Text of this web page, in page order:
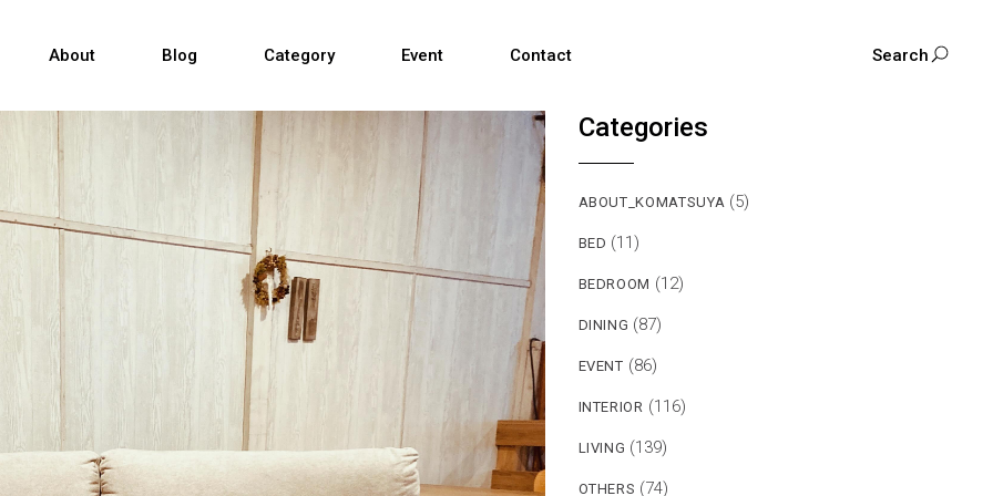
About Blog Category
Bed
Others
Event Contact Search
Sofa
TV Cabinet
Categories
ABOUT_KOMATSUYA (5)
BED (11)
BEDROOM (12)
DINING (87)
EVENT (86)
INTERIOR (116)
LIVING (139)
OTHERS (74)